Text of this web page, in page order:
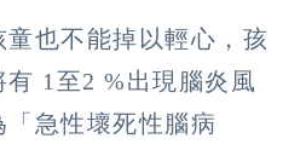
也不能掉以輕心，孩
1至2 %出現腦炎風
急性壞死性腦病